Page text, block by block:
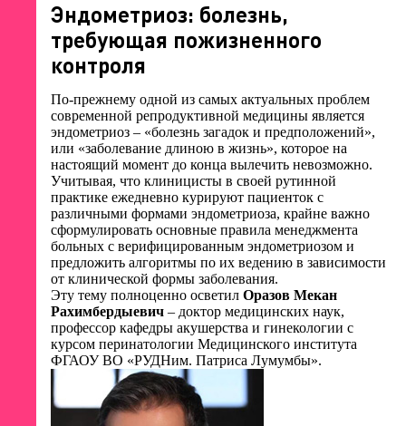
Эндометриоз: болезнь,
требующая пожизненного
контроля
По-прежнему одной из самых актуальных проблем
современной репродуктивной медицины является
эндометриоз – «болезнь загадок и предположений»,
или «заболевание длиною в жизнь», которое на
настоящий момент до конца вылечить невозможно.
Учитывая, что клиницисты в своей рутинной
практике ежедневно курируют пациенток с
различными формами эндометриоза, крайне важно
сформулировать основные правила менеджмента
больных с верифицированным эндометриозом и
предложить алгоритмы по их ведению в зависимости
от клинической формы заболевания.
Эту тему полноценно осветил Оразов Мекан
Рахимбердыевич – доктор медицинских наук,
профессор кафедры акушерства и гинекологии с
курсом перинатологии Медицинского института
ФГАОУ ВО «РУДНим. Патриса Лумумбы».